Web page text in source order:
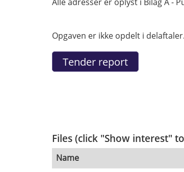
Opgaven er ikke opdelt i delaftaler.
Files (click "Show interest"
Name